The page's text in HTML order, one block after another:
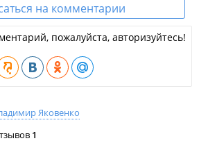
на комментарии
пожалуйста, авторизуйтесь!
Яковенко
1